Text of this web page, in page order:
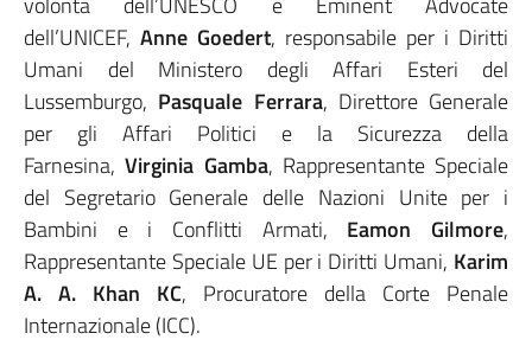
dell’UNICEF, Anne Goedert, responsabile per i Diritti
Umani del Ministero degli Affari Esteri del
Lussemburgo, Pasquale Ferrara, Direttore Generale
per gli Affari Politici e la Sicurezza della
Farnesina,Virginia Gamba, Rappresentante Speciale
del Segretario Generale delle Nazioni Unite per i
Bambini e i Conflitti Armati, Eamon Gilmore,
Rappresentante Speciale UE per i Diritti Umani, Karim
A. A. Khan KC, Procuratore della Corte Penale
Internazionale (ICC).